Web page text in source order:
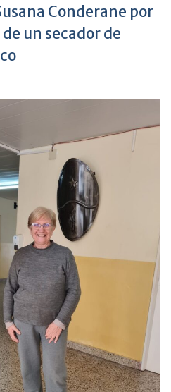
Conderane por
un secador de